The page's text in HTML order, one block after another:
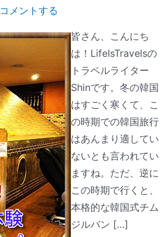
コメントする
皆さん、こんにち
は！LifeIsTravelsの
トラベルライター
Shinです。冬の韓国
はすごく寒くて、こ
の時期での韓国旅行
はあんまり適してい
ないとも言われてい
ますね。ただ、逆に
この時期で行くと、
本格的な韓国式チム
ジルバン […]